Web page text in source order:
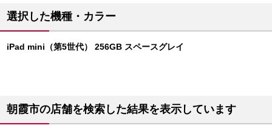
選択した機種・カラー
iPad mini（第5世代） 256GB スペースグレイ
朝霞市の店舗を検索した結果を表示しています